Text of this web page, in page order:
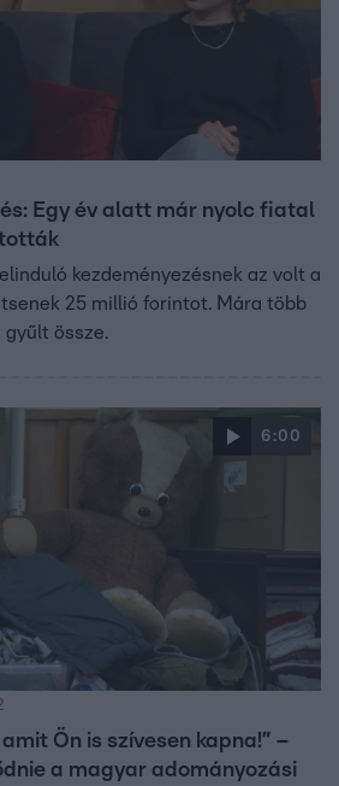
Egy év alatt már nyolc fiatal
kezdeményezésnek az volt a
25 millió forintot. Mára több
össze.
6:00
Ön is szívesen kapna!” –
a magyar adományozási